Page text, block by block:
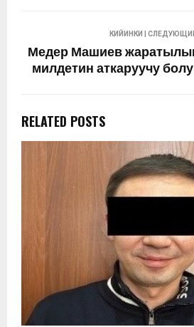
КИЙИНКИ |
Медер Машиев
милдетин аткаруучу
RELATED POSTS